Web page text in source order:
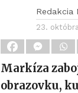
Redakcia
23.
Markíza
obrazovku,